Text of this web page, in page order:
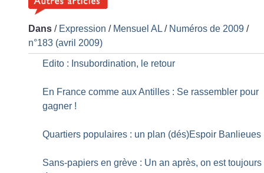
Dans / Expression / Mensuel AL / Numéros de 2009 /
n°183 (avril 2009)
Edito : Insubordination, le retour
En France comme aux Antilles : Se rassembler pour
gagner !
Quartiers populaires : un plan (dés)Espoir Banlieues
Sans-papiers en grève : Un an après, on est toujours